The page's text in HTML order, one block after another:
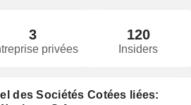
3
privées
120
Insiders
des Sociétés Cotées liées: